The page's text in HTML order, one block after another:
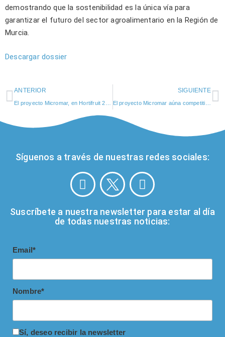
demostrando que la sostenibilidad es la única vía para
garantizar el futuro del sector agroalimentario en la Región de
Murcia.
Descargar dossier
ANTERIOR SIGUIENTE
Síguenos a través de nuestras redes sociales:
Suscríbete a nuestra newsletter para estar al día
de todas nuestras noticias:
Email*
Nombre*
Sí, deseo recibir la newsletter